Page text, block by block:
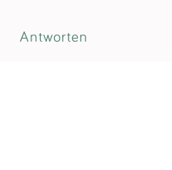
Antworten